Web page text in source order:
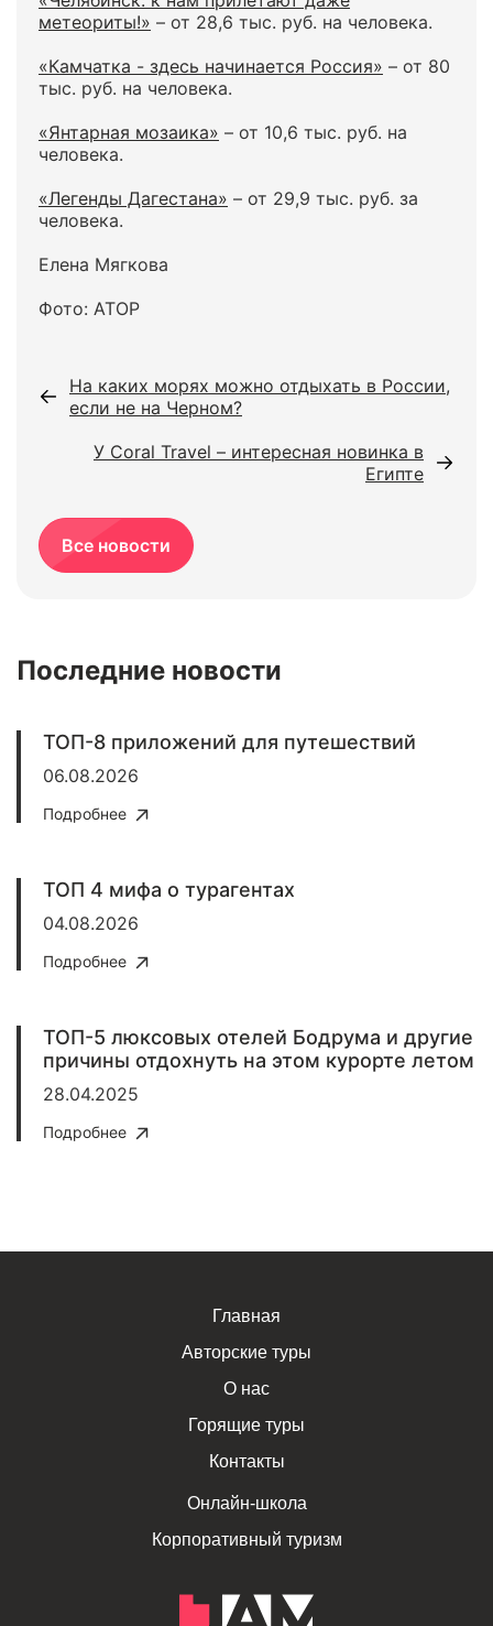
метеориты!» – от 28,6 тыс. руб. на человека.
«Камчатка - здесь начинается Россия» – от 80
тыс. руб. на человека.
«Янтарная мозаика» – от 10,6 тыс. руб. на
человека.
«Легенды Дагестана» – от 29,9 тыс. руб. за
человека.
Елена Мягкова
Фото: АТОР
На каких морях можно отдыхать в России,
если не на Черном?
У Coral Travel – интересная новинка в
Египте
Все новости
Последние новости
ТОП-8 приложений для путешествий
06.08.2026
Подробнее
ТОП 4 мифа о турагентах
04.08.2026
Подробнее
ТОП-5 люксовых отелей Бодрума и другие
причины отдохнуть на этом курорте летом
28.04.2025
Подробнее
Главная
Авторские туры
О нас
Горящие туры
Контакты
Онлайн-школа
Корпоративный туризм